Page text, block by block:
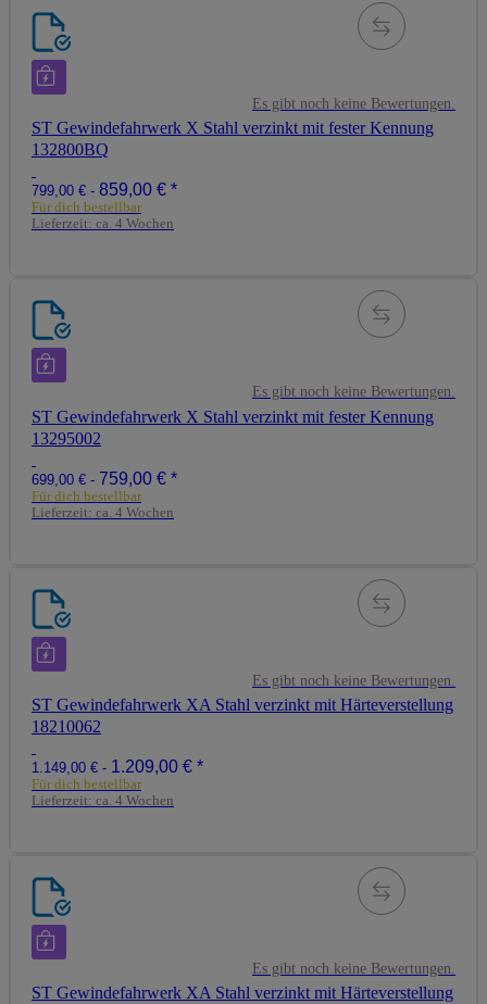
Es gibt noch keine Bewertungen.
ST Gewindefahrwerk X Stahl verzinkt mit fester Kennung
132800BQ
799,00 € - 859,00 € *
Für dich bestellbar
Lieferzeit: ca. 4 Wochen
Es gibt noch keine Bewertungen.
ST Gewindefahrwerk X Stahl verzinkt mit fester Kennung
13295002
699,00 € - 759,00 € *
Für dich bestellbar
Lieferzeit: ca. 4 Wochen
Es gibt noch keine Bewertungen.
ST Gewindefahrwerk XA Stahl verzinkt mit Härteverstellung
18210062
1.149,00 € - 1.209,00 € *
Für dich bestellbar
Lieferzeit: ca. 4 Wochen
Es gibt noch keine Bewertungen.
ST Gewindefahrwerk XA Stahl verzinkt mit Härteverstellung